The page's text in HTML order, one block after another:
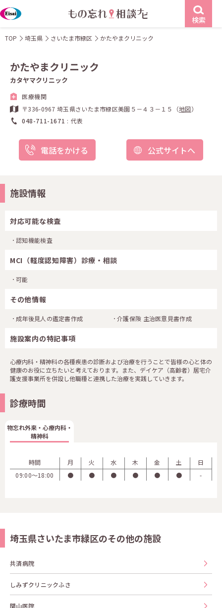
検索
TOP 埼玉県 さいたま市緑区 かたやまクリニック
かたやまクリニック
カタヤマクリニック
医療機関
〒336-0967 埼玉県さいたま市緑区美園５－４３－１５（地図）
048-711-1671
代表
電話をかける 公式サイトへ
施設情報
対応可能な検査
認知機能検査
MCI（軽度認知障害）診療・相談
可能
その他情報
成年後見人の鑑定書作成 介護保険 主治医意見書作成
施設案内の特記事項
心療内科・精神科の各種疾患の診断および治療を行うことで皆様の心と体の
健康のお役に立ちたいと考えております。また、デイケア（高齢者）居宅介
護支援事業所を併設し他職種と連携した治療を実践していきます。
診療時間
物忘れ外来・心療内科・
精神科
時間 月 火 水 木 金 土
日
09:00〜18:00
● ● ● ● ● ● -
埼玉県さいたま市緑区のその他の施設
共済病院
しみずクリニックふさ
関山医院